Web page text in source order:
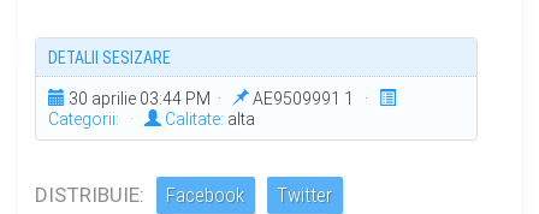
DETALII SESIZARE
30 aprilie 03:44 PM ·
AE9509991 1 ·
Categorii:
· Calitate: alta
DISTRIBUIE: Facebook Twitter